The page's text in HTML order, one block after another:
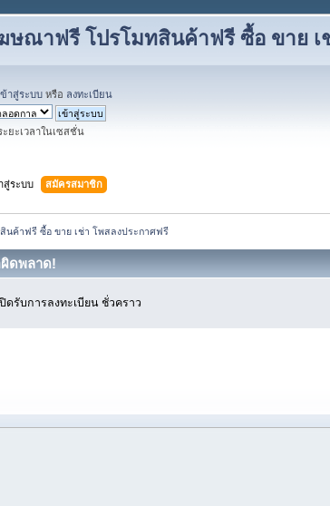
ษณาฟรี โปรโมทสินค้าฟรี ซื้อ ขาย เ
ข้าสู่ระบบ หรือ ลงทะเบียน
ยะเวลาในเซสชั่น
สู่ระบบ สมัครสมาชิก
ค้าฟรี ซื้อ ขาย เช่า โพสลงประกาศฟรี
ดพลาด!
ดรับการลงทะเบียน ชั่วคราว